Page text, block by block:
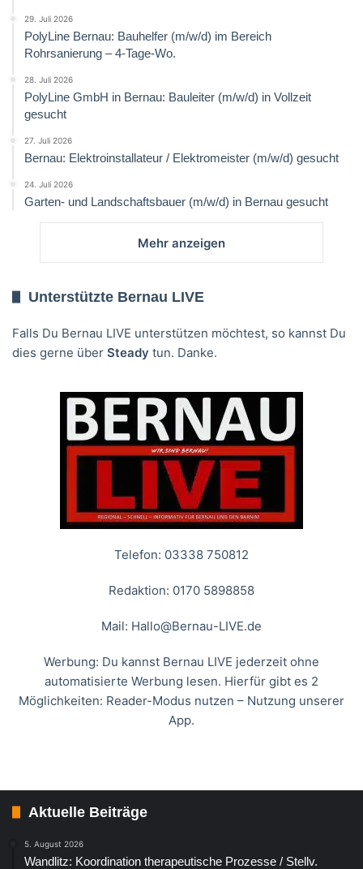
29. Juli 2026
PolyLine Bernau: Bauhelfer (m/w/d) im Bereich
Rohrsanierung – 4-Tage-Wo.
28. Juli 2026
PolyLine GmbH in Bernau: Bauleiter (m/w/d) in Vollzeit
gesucht
27. Juli 2026
Bernau: Elektroinstallateur / Elektromeister (m/w/d) gesucht
24. Juli 2026
Garten- und Landschaftsbauer (m/w/d) in Bernau gesucht
Mehr anzeigen
Unterstützte Bernau LIVE
Falls Du Bernau LIVE unterstützen möchtest, so kannst Du
dies gerne über Steady tun. Danke.
Telefon: 03338 750812
Redaktion: 0170 5898858
Mail: Hallo@Bernau-LIVE.de
Werbung: Du kannst Bernau LIVE jederzeit ohne
automatisierte Werbung lesen. Hierfür gibt es 2
Möglichkeiten: Reader-Modus nutzen – Nutzung unserer
App.
Aktuelle Beiträge
5. August 2026
Wandlitz: Koordination therapeutische Prozesse / Stellv.